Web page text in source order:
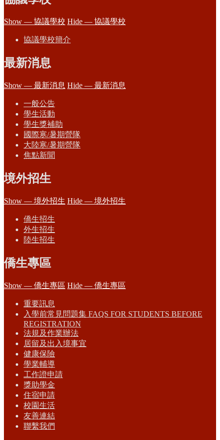
Show — 協議學校 Hide — 協議學校
協議學校簡介
最新消息
Show — 最新消息 Hide — 最新消息
一般公告
學生活動
學生獎補助
國際寒/暑期營隊
大陸寒/暑期營隊
焦點新聞
境外招生
Show — 境外招生 Hide — 境外招生
僑生招生
外生招生
陸生招生
僑生專區
Show — 僑生專區 Hide — 僑生專區
重要訊息
入學前常見問題集 FAQS FOR STUDENTS BEFORE
REGISTRATION
法規及作業辦法
居留及出入境事宜
健康保險
學業輔導
工作證申請
獎助學金
住宿申請
校園生活
友善連結
聯繫我們